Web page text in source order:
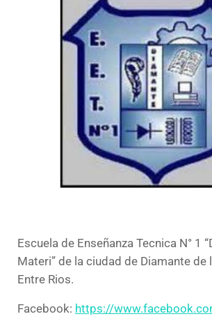
Escuela de Enseñanza Tecnica N° 1
Materi” de la ciudad de Diamante de
Entre Rios.
Facebook: https://